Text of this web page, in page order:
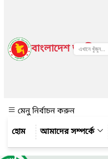
বাংলাদেশ জাতীয়
মেনু নির্বাচন করুন
আমাদের সম্পর্কে